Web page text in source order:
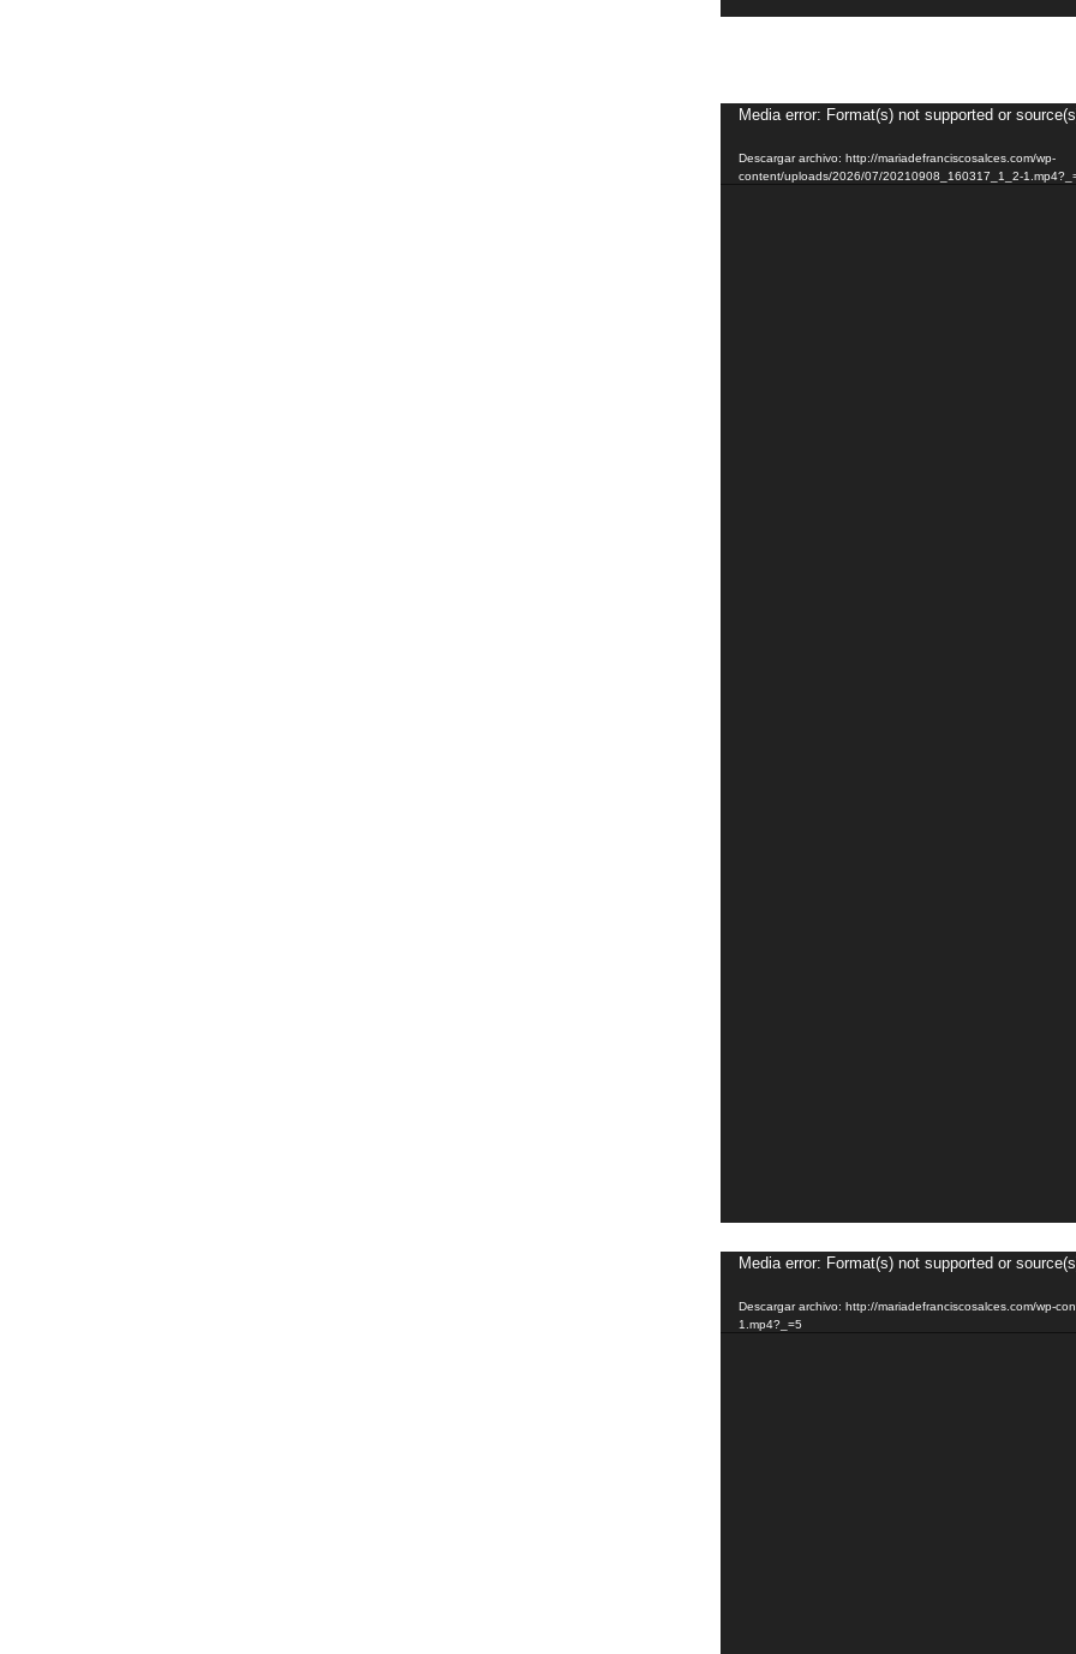
Reproductor
vídeo
Media error: Format(s) not supported or
Descargar archivo: http://mariadefranciscosalces.com/wp-
content/uploads/2026/07/20210908_160317_1_2-
Reproductor
vídeo
Media error: Format(s) not supported or
Descargar archivo: http://mariadefranciscosalces.com/wp-
1.mp4?_=5